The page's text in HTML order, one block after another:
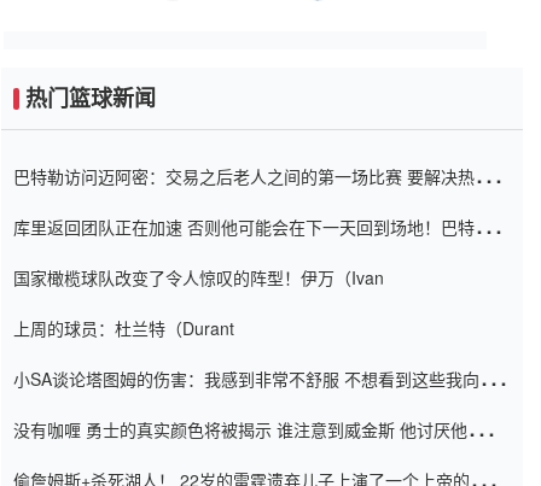
热门篮球新闻
巴特勒访问迈阿密：交易之后老人之间的第一场比赛 要解决热情的
库里返回团队正在加速 否则他可能会在下一天回到场地！巴特勒迈
国家橄榄球队改变了令人惊叹的阵型！伊万（Ivan
上周的球员：杜兰特（Durant
小SA谈论塔图姆的伤害：我感到非常不舒服 不想看到这些我向他
没有咖喱 勇士的真实颜色将被揭示 谁注意到威金斯 他讨厌他的老
偷詹姆斯+杀死湖人！ 22岁的雷霆遗弃儿子上演了一个上帝的剧